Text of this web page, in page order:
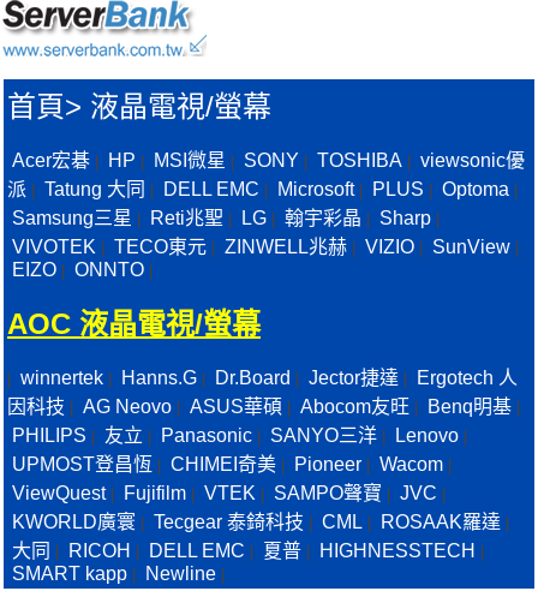
首頁> 液晶電視/螢幕
Acer宏碁 HP MSI微星 SONY TOSHIBA
viewsonic優
派
Tatung 大同 DELL EMC Microsoft| PLUS Optoma
Samsung三星 Reti兆聖 LG 翰宇彩晶 Sharp
VIVOTEK TECO東元 ZINWELL兆赫 VIZIO SunView
EIZO ONNTO
AOC 液晶電視/螢幕
winnertek Hanns.G Dr.Board Jector捷達
Ergotech 人
因科技
AG Neovo ASUS華碩 Abocom友旺 Benq明基
PHILIPS 友立 Panasonic SANYO三洋 Lenovo
UPMOST登昌恆 CHIMEI奇美 Pioneer Wacom
ViewQuest| Fujifilm VTEK SAMPO聲寶 JVC
KWORLD廣寰 Tecgear 泰錡科技 CML ROSAAK羅達
大同 RICOH DELL EMC 夏普 HIGHNESSTECH
SMART kapp Newline